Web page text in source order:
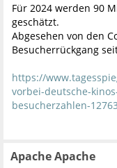
Für 2024 werden 90
geschätzt.
Abgesehen von den
Besucherrückgang
https://
vorbei-deutsche-
besucherzahlen-
Apache Apache